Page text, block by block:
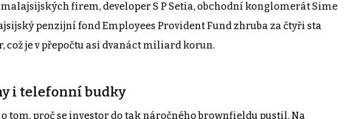
firem, developer S P Setia, obchodní konglomerát Sime
penzijní fond Employees Provident Fund zhruba za čtyři sta
což je v přepočtu asi dvanáct miliard korun.
i telefonní budky
tom, proč se investor do tak náročného brownfieldu pustil. Na